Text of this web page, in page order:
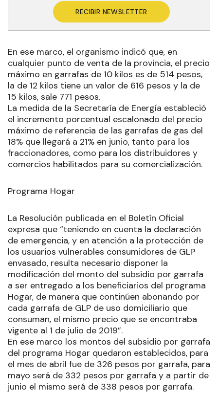
RECIBIR NEWSLETTER
En ese marco, el organismo indicó que, en
cualquier punto de venta de la provincia, el precio
máximo en garrafas de 10 kilos es de 514 pesos,
la de 12 kilos tiene un valor de 616 pesos y la de
15 kilos, sale 771 pesos.
La medida de la Secretaría de Energía estableció
el incremento porcentual escalonado del precio
máximo de referencia de las garrafas de gas del
18% que llegará a 21% en junio, tanto para los
fraccionadores, como para los distribuidores y
comercios habilitados para su comercialización.
Programa Hogar
La Resolución publicada en el Boletín Oficial
expresa que “teniendo en cuenta la declaración
de emergencia, y en atención a la protección de
los usuarios vulnerables consumidores de GLP
envasado, resulta necesario disponer la
modificación del monto del subsidio por garrafa
a ser entregado a los beneficiarios del programa
Hogar, de manera que continúen abonando por
cada garrafa de GLP de uso domiciliario que
consuman, el mismo precio que se encontraba
vigente al 1 de julio de 2019”.
En ese marco los montos del subsidio por garrafa
del programa Hogar quedaron establecidos, para
el mes de abril fue de 326 pesos por garrafa, para
mayo será de 332 pesos por garrafa y a partir de
junio el mismo será de 338 pesos por garrafa.